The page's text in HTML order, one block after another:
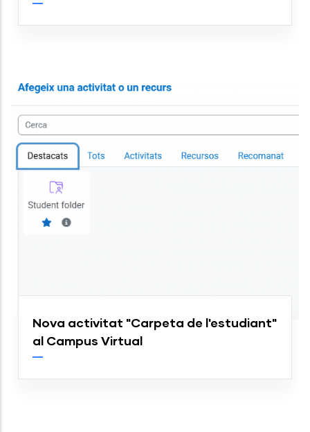
Nova activitat "Carpeta de l'estudiant"
al Campus Virtual